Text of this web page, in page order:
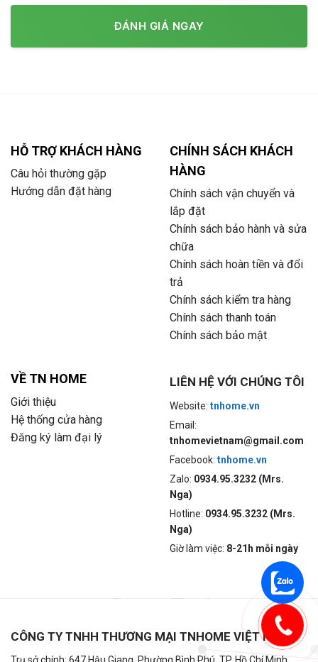
ĐÁNH GIÁ NGAY
HỖ TRỢ KHÁCH HÀNG
Câu hỏi thường gặp
Hướng dẫn đặt hàng
CHÍNH SÁCH KHÁCH
HÀNG
Chính sách vận chuyển và
lắp đặt
Chính sách bảo hành và sửa
chữa
Chính sách hoàn tiền và đổi
trả
Chính sách kiểm tra hàng
Chính sách thanh toán
Chính sách bảo mật
VỀ TN HOME
Giới thiệu
Hệ thống cửa hàng
Đăng ký làm đại lý
LIÊN HỆ VỚI CHÚNG TÔI
Website: tnhome.vn
Email:
tnhomevietnam@gmail.com
Facebook: tnhome.vn
Zalo: 0934.95.3232 (Mrs.
Nga)
Hotline: 0934.95.3232 (Mrs.
Nga)
Giờ làm việc: 8-21h mỗi ngày
CÔNG TY TNHH THƯƠNG MẠI TNHOME VIỆT NAM